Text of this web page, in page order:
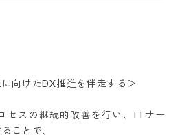
向けたDX推進を伴走する＞
セスの継続的改善を行い、ITサー
ことで、